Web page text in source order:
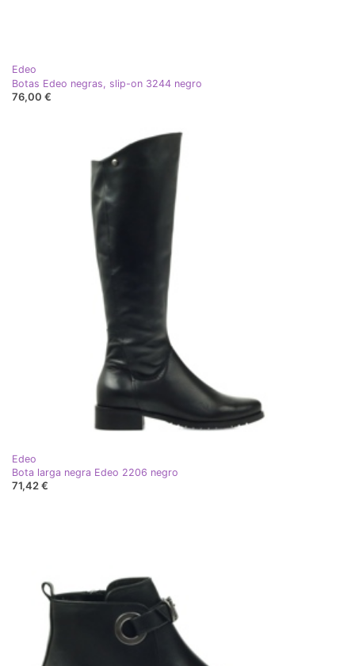
Edeo
Botas Edeo negras, slip-on 3244 negro
76,00 €
Edeo
Bota larga negra Edeo 2206 negro
71,42 €